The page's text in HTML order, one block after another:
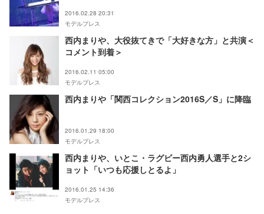
2016.02.28 20:31
モデルプレス
西内まりや、大役抜てきで「大好きな方」と共演＜
コメント到着＞
2016.02.11 05:00
モデルプレス
西内まりや「関西コレクション2016S／S」に降臨
2016.01.29 18:00
モデルプレス
西内まりや、いとこ・ラグビー西内勇人選手と2シ
ョット「いつも応援しとるよ」
2016.01.25 14:36
モデルプレス